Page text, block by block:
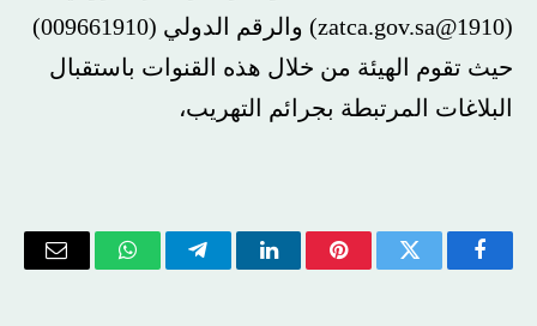
(
1910@zatca.gov.sa
) والرقم الدولي (009661910)
حيث تقوم الهيئة من خلال هذه القنوات باستقبال
البلاغات المرتبطة بجرائم التهريب،
فيسبوكتويتر بينتيريستلينكدإن تيلقرام واتسابالبريد